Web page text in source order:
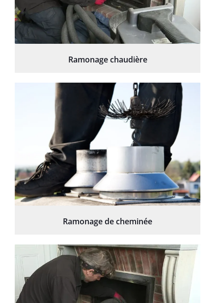
Ramonage chaudière
Ramonage de cheminée